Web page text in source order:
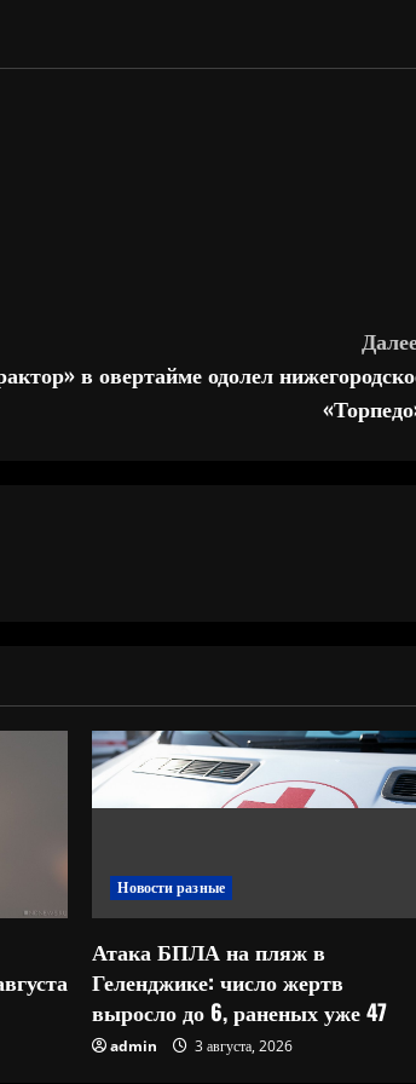
в овертайме одолел
Новости разные
Атака БПЛА на пляж в
Геленджике: число жертв
выросло до 6, раненых уже 47
admin 3 августа, 2026